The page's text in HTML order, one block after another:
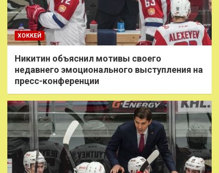
ХОККЕЙ
Никитин объяснил мотивы своего
недавнего эмоционального выступления на
пресс-конференции